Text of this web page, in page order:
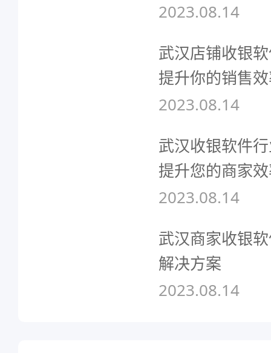
2023.08.14
武汉店铺收银
提升你的销售
2023.08.14
武汉收银软件
提升您的商家
2023.08.14
武汉商家收银
解决方案
2023.08.14